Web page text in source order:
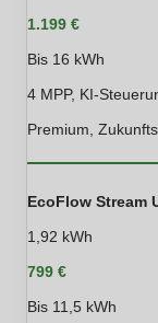
1.199 €
Bis 16 kWh
4 MPP, KI-
Premium,
EcoFlow Stream
1,92 kWh
799 €
Bis 11,5 kWh